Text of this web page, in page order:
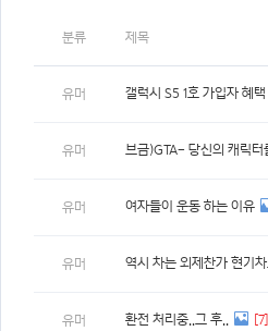
분류 제목
유머 갤럭시 S5 1호 가입자 혜택
유머 브금)GTA- 당신의 캐릭터
유머 여자들이 운동 하는 이유
유머 역시 차는 외제찬가 현기
유머 환전 처리중..그 후.. [7]